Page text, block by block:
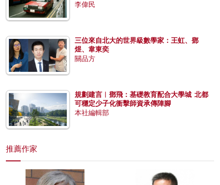
李偉民
三位來自北大的世界級數學家：王虹、鄧
煜、韋東奕
關品方
規劃建言︱鄧飛：基礎教育配合大學城 北都
可穩定少子化衝擊師資承傳陣腳
本社編輯部
推薦作家